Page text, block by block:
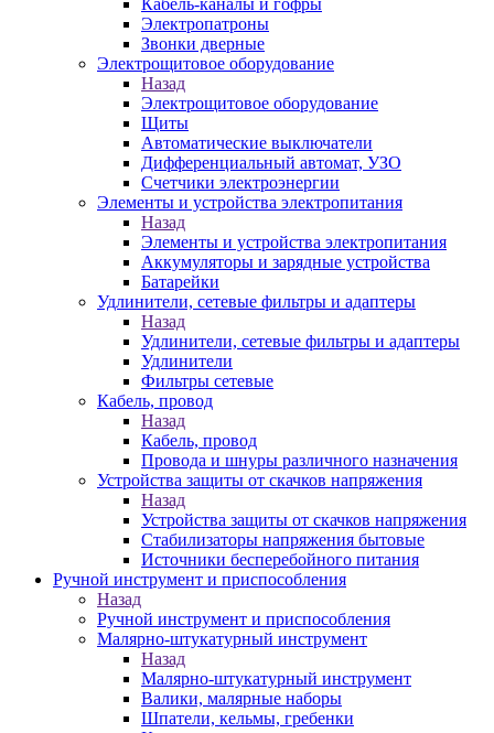
Кабель-каналы и гофры
Электропатроны
Звонки дверные
Электрощитовое оборудование
Назад
Электрощитовое оборудование
Щиты
Автоматические выключатели
Дифференциальный автомат, УЗО
Счетчики электроэнергии
Элементы и устройства электропитания
Назад
Элементы и устройства электропитания
Аккумуляторы и зарядные устройства
Батарейки
Удлинители, сетевые фильтры и адаптеры
Назад
Удлинители, сетевые фильтры и адаптеры
Удлинители
Фильтры сетевые
Кабель, провод
Назад
Кабель, провод
Провода и шнуры различного назначения
Устройства защиты от скачков напряжения
Назад
Устройства защиты от скачков напряжения
Стабилизаторы напряжения бытовые
Источники бесперебойного питания
Ручной инструмент и приспособления
Назад
Ручной инструмент и приспособления
Малярно-штукатурный инструмент
Назад
Малярно-штукатурный инструмент
Валики, малярные наборы
Шпатели, кельмы, гребенки